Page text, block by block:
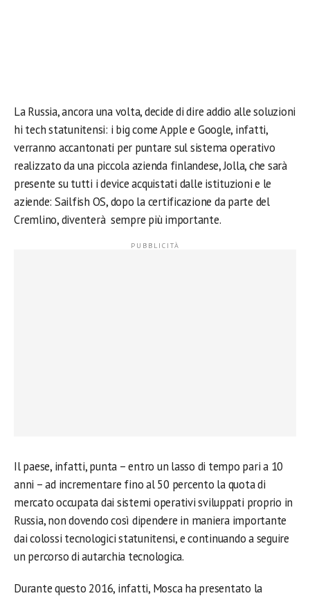
La Russia, ancora una volta, decide di dire addio alle soluzioni
hi tech statunitensi: i big come Apple e Google, infatti,
verranno accantonati per puntare sul sistema operativo
realizzato da una piccola azienda finlandese, Jolla, che sarà
presente su tutti i device acquistati dalle istituzioni e le
aziende: Sailfish OS, dopo la certificazione da parte del
Cremlino, diventerà sempre più importante.
Il paese, infatti, punta – entro un lasso di tempo pari a 10
anni – ad incrementare fino al 50 percento la quota di
mercato occupata dai sistemi operativi sviluppati proprio in
Russia, non dovendo così dipendere in maniera importante
dai colossi tecnologici statunitensi, e continuando a seguire
un percorso di autarchia tecnologica.
Durante questo 2016, infatti, Mosca ha presentato la